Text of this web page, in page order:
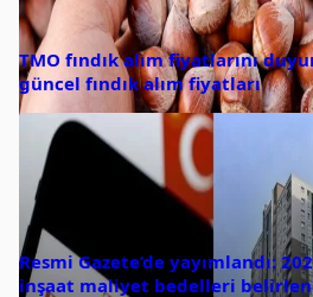
TMO fındık alım fiyatlarını
güncel fındık alım fiyatları
Resmi Gazete’de yayımlandı:
inşaat maliyet bedelleri